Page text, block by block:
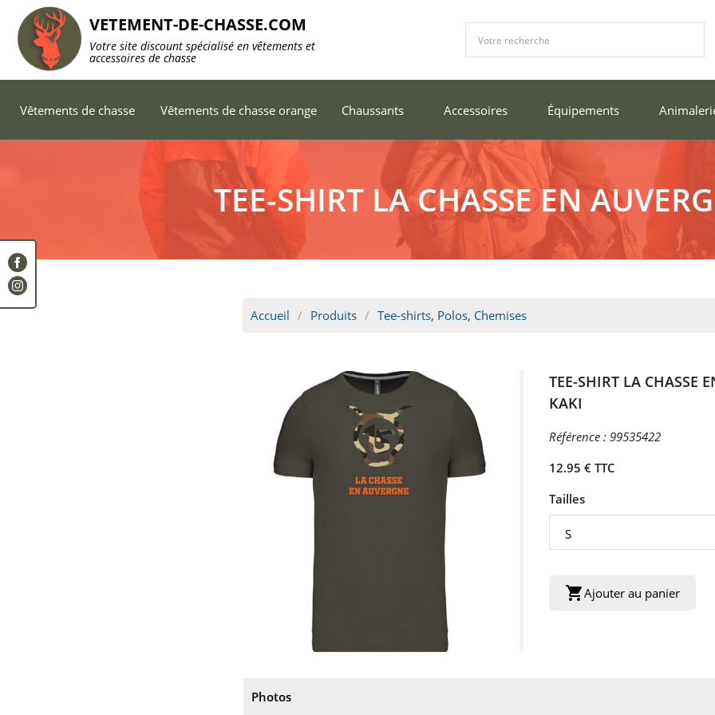
VETEMENT-DE-CHASSE.COM
Votre site discount spécialisé en vêtements et
accessoires de chasse
Vêtements de chasse Vêtements de chasse orange Chaussants Accessoires Équipements
TEE-SHIRT LA CHASSE EN
Accueil Produits Tee-shirts, Polos, Chemises
TEE-SHIRT LA CHASSE
KAKI
Référence : 99535422
12.95 € TTC
Tailles
shopping_cartAjouter au panier
Photos